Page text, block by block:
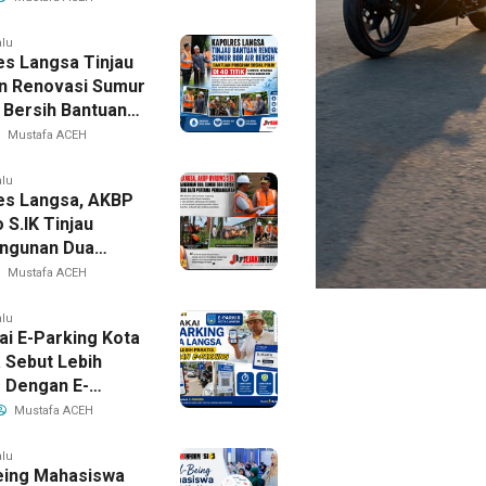
Langsa Tinjau
Renovasi Sumur
Bantuan
Sosial Polri Di
Mustafa ACEH
Langsa, AKBP
S.IK Tinjau
Dua
Dayah
Pembangunan
Mustafa ACEH
E-Parking Kota
Sebut Lebih
E-
Mustafa ACEH
Mahasiswa